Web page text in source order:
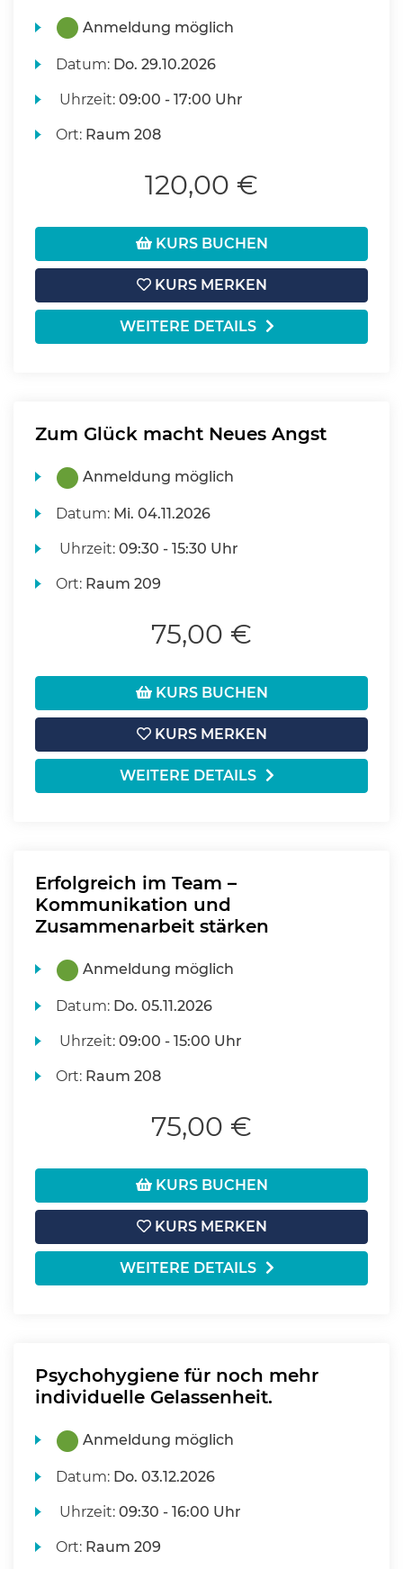
Anmeldung möglich
Datum: Do. 29.10.2026
Uhrzeit:09:00 - 17:00 Uhr
Ort: Raum 208
120,00 €
KURS BUCHEN
KURS MERKEN
WEITERE DETAILS
Zum Glück macht Neues Angst
Anmeldung möglich
Datum: Mi. 04.11.2026
Uhrzeit:09:30 - 15:30 Uhr
Ort: Raum 209
75,00 €
KURS BUCHEN
KURS MERKEN
WEITERE DETAILS
Erfolgreich im Team –
Kommunikation und
Zusammenarbeit stärken
Anmeldung möglich
Datum: Do. 05.11.2026
Uhrzeit:09:00 - 15:00 Uhr
Ort: Raum 208
75,00 €
KURS BUCHEN
KURS MERKEN
WEITERE DETAILS
Psychohygiene für noch mehr
individuelle Gelassenheit.
Anmeldung möglich
Datum: Do. 03.12.2026
Uhrzeit:09:30 - 16:00 Uhr
Ort: Raum 209